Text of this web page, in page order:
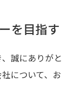
を目指す
誠にありがと
について、お